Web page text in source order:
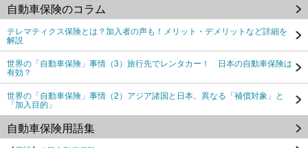
自動車保険のコラム
テレマティクス保険とは？加入者の声も！メリット・デメリットなど詳細を
解説
世界の「自動車保険」事情（3）旅行先でレンタカー！ 日本の自動車保険は
有効？
世界の「自動車保険」事情（2）アジア諸国と日本、異なる「補償対象」と
「加入目的」
自動車保険用語集